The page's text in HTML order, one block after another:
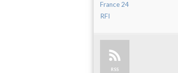
France 24
RFI
RSS